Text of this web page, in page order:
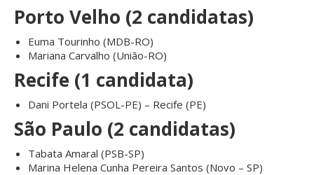
Porto Velho (2 candidatas)
Euma Tourinho (MDB-RO)
Mariana Carvalho (União-RO)
Recife (1 candidata)
Dani Portela (PSOL-PE) – Recife (PE)
São Paulo (2 candidatas)
Tabata Amaral (PSB-SP)
Marina Helena Cunha Pereira Santos (Novo – SP)